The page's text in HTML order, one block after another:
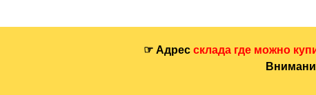
☞ Адрессклада где можно